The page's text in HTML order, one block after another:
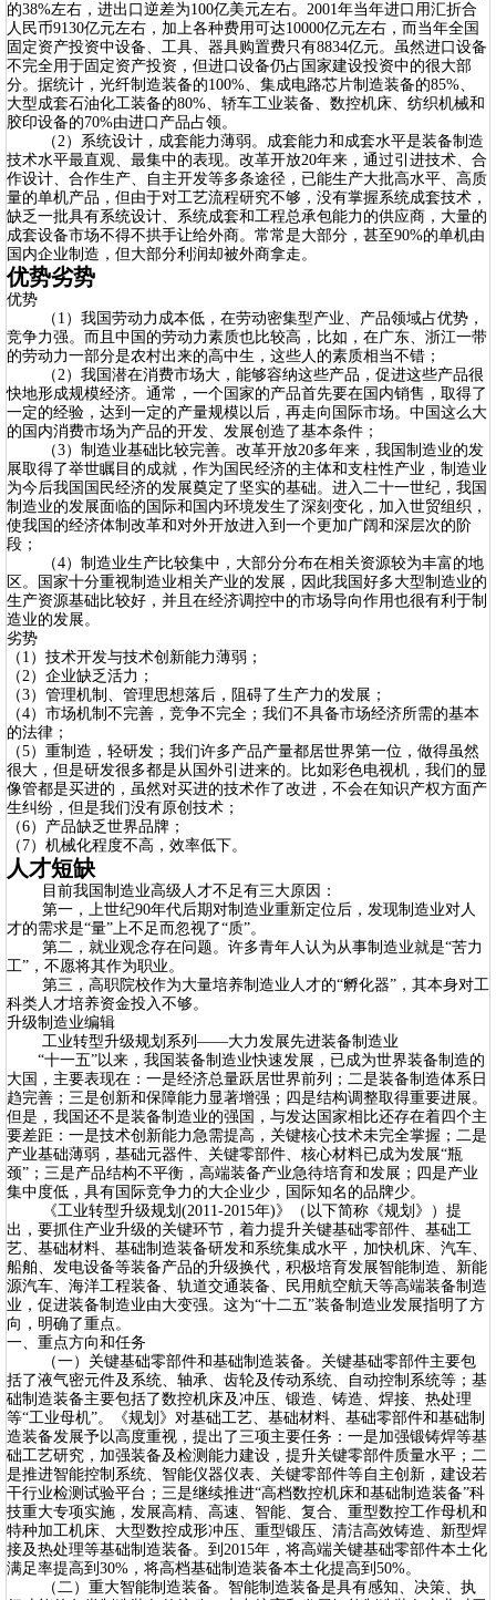
的38%左右，进出口逆差为100亿美元左右。2001年当年进口用汇折合
人民币9130亿元左右，加上各种费用可达10000亿元左右，而当年全国
固定资产投资中设备、工具、器具购置费只有8834亿元。虽然进口设备
不完全用于固定资产投资，但进口设备仍占国家建设投资中的很大部
分。据统计，光纤制造装备的100%、集成电路芯片制造装备的85%、
大型成套石油化工装备的80%、轿车工业装备、数控机床、纺织机械和
胶印设备的70%由进口产品占领。
（2）系统设计，成套能力薄弱。成套能力和成套水平是装备制造
技术水平最直观、最集中的表现。改革开放20年来，通过引进技术、合
作设计、合作生产、自主开发等多条途径，已能生产大批高水平、高质
量的单机产品，但由于对工艺流程研究不够，没有掌握系统成套技术，
缺乏一批具有系统设计、系统成套和工程总承包能力的供应商，大量的
成套设备市场不得不拱手让给外商。常常是大部分，甚至90%的单机由
国内企业制造，但大部分利润却被外商拿走。
优势劣势
优势
（1）我国劳动力成本低，在劳动密集型产业、产品领域占优势，
竞争力强。而且中国的劳动力素质也比较高，比如，在广东、浙江一带
的劳动力一部分是农村出来的高中生，这些人的素质相当不错；
（2）我国潜在消费市场大，能够容纳这些产品，促进这些产品很
快地形成规模经济。通常，一个国家的产品首先要在国内销售，取得了
一定的经验，达到一定的产量规模以后，再走向国际市场。中国这么大
的国内消费市场为产品的开发、发展创造了基本条件；
（3）制造业基础比较完善。改革开放20多年来，我国制造业的发
展取得了举世瞩目的成就，作为国民经济的主体和支柱性产业，制造业
为今后我国国民经济的发展奠定了坚实的基础。进入二十一世纪，我国
制造业的发展面临的国际和国内环境发生了深刻变化，加入世贸组织，
使我国的经济体制改革和对外开放进入到一个更加广阔和深层次的阶
段；
（4）制造业生产比较集中，大部分分布在相关资源较为丰富的地
区。国家十分重视制造业相关产业的发展，因此我国好多大型制造业的
生产资源基础比较好，并且在经济调控中的市场导向作用也很有利于制
造业的发展。
劣势
（1）技术开发与技术创新能力薄弱；
（2）企业缺乏活力；
（3）管理机制、管理思想落后，阻碍了生产力的发展；
（4）市场机制不完善，竞争不完全；我们不具备市场经济所需的基本
的法律；
（5）重制造，轻研发；我们许多产品产量都居世界第一位，做得虽然
很大，但是研发很多都是从国外引进来的。比如彩色电视机，我们的显
像管都是买进的，虽然对买进的技术作了改进，不会在知识产权方面产
生纠纷，但是我们没有原创技术；
（6）产品缺乏世界品牌；
（7）机械化程度不高，效率低下。
人才短缺
目前我国制造业高级人才不足有三大原因：
第一，上世纪90年代后期对制造业重新定位后，发现制造业对人
才的需求是“量”上不足而忽视了“质”。
第二，就业观念存在问题。许多青年人认为从事制造业就是“苦力
工”，不愿将其作为职业。
第三，高职院校作为大量培养制造业人才的“孵化器”，其本身对工
科类人才培养资金投入不够。
升级制造业编辑
工业转型升级规划系列——大力发展先进装备制造业
“十一五”以来，我国装备制造业快速发展，已成为世界装备制造的
大国，主要表现在：一是经济总量跃居世界前列；二是装备制造体系日
趋完善；三是创新和保障能力显著增强；四是结构调整取得重要进展。
但是，我国还不是装备制造业的强国，与发达国家相比还存在着四个主
要差距：一是技术创新能力急需提高，关键核心技术未完全掌握；二是
产业基础薄弱，基础元器件、关键零部件、核心材料已成为发展“瓶
颈”；三是产品结构不平衡，高端装备产业急待培育和发展；四是产业
集中度低，具有国际竞争力的大企业少，国际知名的品牌少。
《工业转型升级规划(2011-2015年)》（以下简称《规划》）提
出，要抓住产业升级的关键环节，着力提升关键基础零部件、基础工
艺、基础材料、基础制造装备研发和系统集成水平，加快机床、汽车、
船舶、发电设备等装备产品的升级换代，积极培育发展智能制造、新能
源汽车、海洋工程装备、轨道交通装备、民用航空航天等高端装备制造
业，促进装备制造业由大变强。这为“十二五”装备制造业发展指明了方
向，明确了重点。
一、重点方向和任务
（一）关键基础零部件和基础制造装备。关键基础零部件主要包
括了液气密元件及系统、轴承、齿轮及传动系统、自动控制系统等；基
础制造装备主要包括了数控机床及冲压、锻造、铸造、焊接、热处理
等“工业母机”。《规划》对基础工艺、基础材料、基础零部件和基础制
造装备发展予以高度重视，提出了三项主要任务：一是加强锻铸焊等基
础工艺研究，加强装备及检测能力建设，提升关键零部件质量水平；二
是推进智能控制系统、智能仪器仪表、关键零部件等自主创新，建设若
干行业检测试验平台；三是继续推进“高档数控机床和基础制造装备”科
技重大专项实施，发展高精、高速、智能、复合、重型数控工作母机和
特种加工机床、大型数控成形冲压、重型锻压、清洁高效铸造、新型焊
接及热处理等基础制造装备。到2015年，将高端关键基础零部件本土化
满足率提高到30%，将高档基础制造装备本土化提高到50%。
（二）重大智能制造装备。智能制造装备是具有感知、决策、执